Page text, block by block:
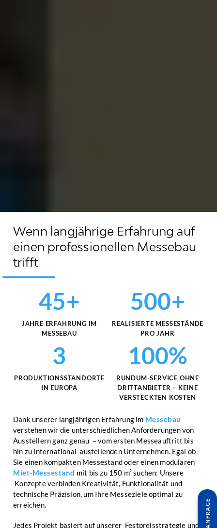
Ihr lokalerMessebauer in
Deutschland
Kreative Messestände,
ansprechen
KOSTENLOSES ANGEBOT ANFORDERN
Wenn langjährige Erfahrung auf
einen professionellen Messebau
trifft
45+
JAHRE ERFAHRUNG IM
MESSEBAU
500+
REALISIERTE MESSESTÄNDE
PRO JAHR
3
PRODUKTIONSSTANDORTE
IN EUROPA
100%
RUNDUM-SERVICE OHNE
DRITTANBIETER – KEINE
VERSTECKTEN KOSTEN
Dank unserer langjährigen Erfahrung im Messebau
verstehen wir die unterschiedlichen Anforderungen von
Ausstellern ganz genau – vom ersten Messeauftritt bis
hin zu international austellenden Unternehmen. Egal ob
Sie einen kompakten Messestand oder einen modularen
Miet-Messestand mit bis zu 150 m² suchen: Unsere
Konzepte verbinden Kreativität, Funktionalität und
technische Präzision, um Ihre Messeziele optimal zu
erreichen.
Jedes Projekt basiert auf unserer Festpreisstrategie und